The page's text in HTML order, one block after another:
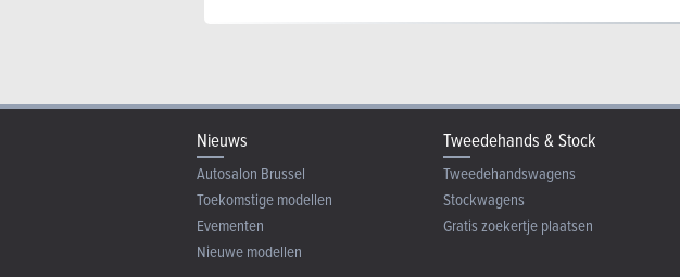
Nieuws
Autosalon Brussel
Toekomstige modellen
Evementen
Nieuwe modellen
Tweedehands & Stock
Tweedehandswagens
Stockwagens
Gratis zoekertje plaatsen